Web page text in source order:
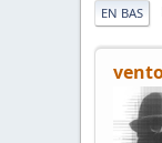
EN BAS